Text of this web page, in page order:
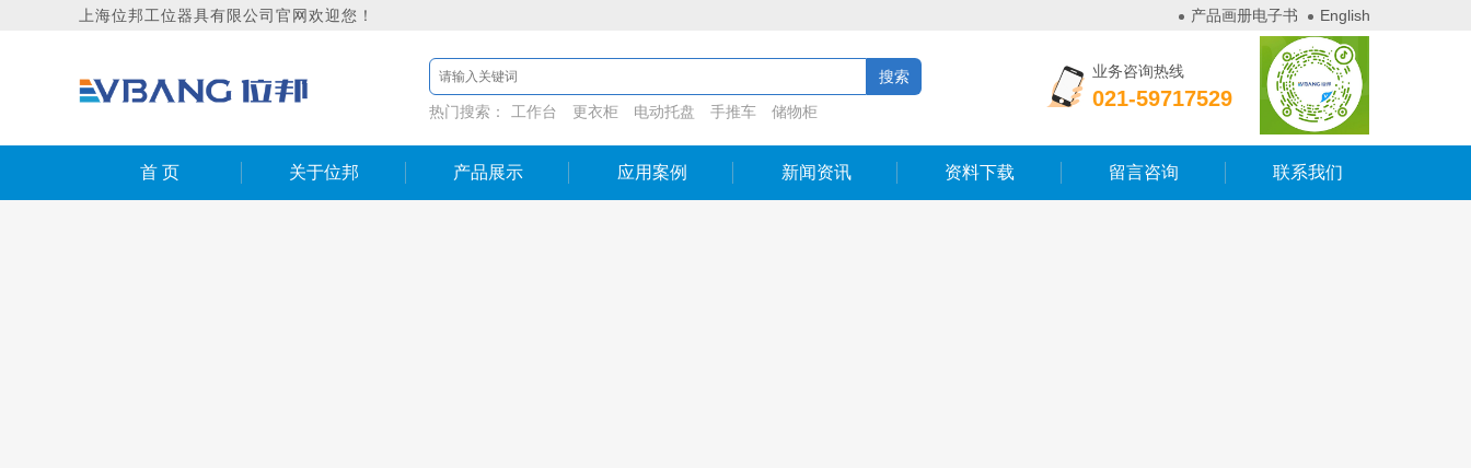
上海位邦工位器具有限公司官网欢迎您！ 产品画册电子书 English
热门搜索： 工作台 更衣柜 电动托盘 手推车 储物柜
业务咨询热线
021-59717529
首 页 关于位邦 产品展示 应用案例 新闻资讯 资料下载 留言咨询 联系我们